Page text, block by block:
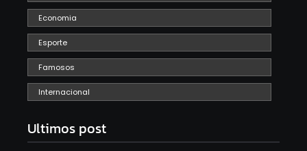
Economia
Esporte
Famosos
Internacional
Ultimos post